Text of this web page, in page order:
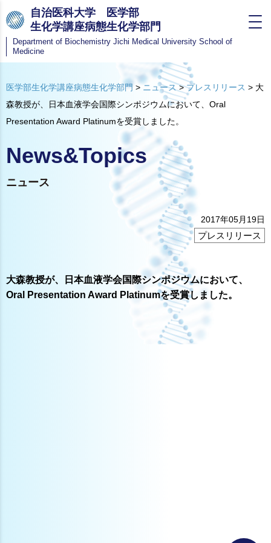
自治医科大学 医学部
生化学講座病態生化学部門
Department of Biochemistry Jichi Medical University School of
Medicine
医学部生化学講座病態生化学部門> ニュース>プレスリリース > 大
森教授が、日本血液学会国際シンポジウムにおいて、Oral
Presentation Award Platinumを受賞しました。
News&Topics
ニュース
2017年05月19日
プレスリリース
大森教授が、日本血液学会国際シンポジウムにおいて、
Oral Presentation Award Platinumを受賞しました。